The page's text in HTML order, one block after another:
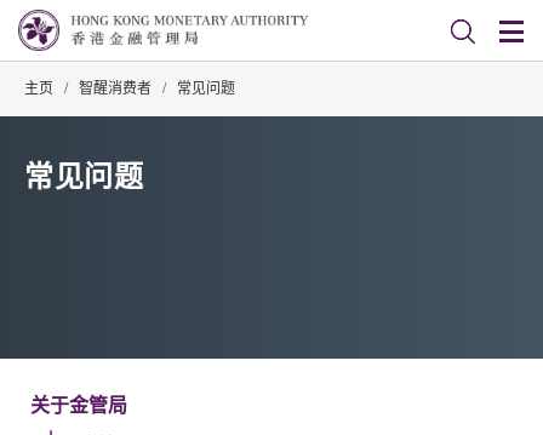
主页 / 智醒消费者 / 常见问题
常见问题
关于金管局